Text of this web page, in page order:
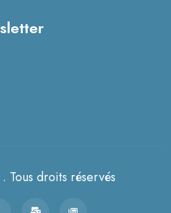
droits réservés